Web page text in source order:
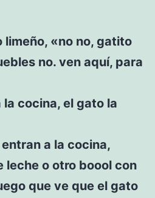
limeño, «no no, gatito
no. ven aquí, para
cocina, el gato la
a la cocina,
leche o otro boool con
que ve que el gato